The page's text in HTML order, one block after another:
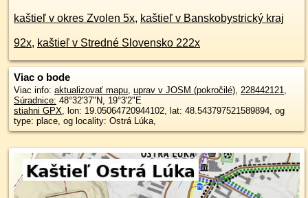
kaštieľ v okres Zvolen 5x, kaštieľ v Banskobystrický kraj
92x, kaštieľ v Stredné Slovensko 222x
Viac o bode
Viac info: aktualizovať mapu, uprav v JOSM (pokročilé), 228442121,
Súradnice: 48°32'37"N, 19°3'2"E
stiahni GPX, lon: 19.05064720944102, lat: 48.543797521589894, og
type: place, og locality: Ostrá Lúka,